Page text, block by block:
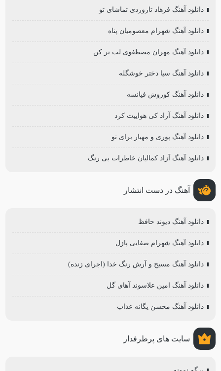
دانلود آهنگ فرهاد تاروردی تماشای تو
دانلود آهنگ شهرام معصومیان پناه
دانلود آهنگ مهران مصطفوی لب تر کن
دانلود آهنگ سیا دختر خوشگله
دانلود آهنگ کوروش فیانسه
دانلود آهنگ آراد کی هواییت کرد
دانلود آهنگ پوری و مهیار برای تو
دانلود آهنگ آزاد کمالیان خاطرات بی رنگ
آهنگ در دست انتشار
دانلود آهنگ دیوند حافظ
دانلود آهنگ شهرام صفایی پازل
دانلود آهنگ مسیح و آرش رنگ خدا (اجرای زنده)
دانلود آهنگ امین علاسوند آهای گل
دانلود آهنگ محسن یگانه عذاب
سایت های پرطرفدار